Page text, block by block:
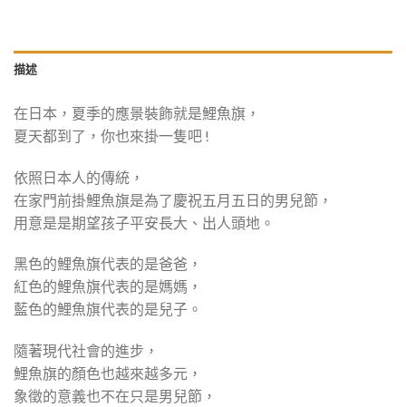
描述
在日本，夏季的應景裝飾就是鯉魚旗，
夏天都到了，你也來掛一隻吧 !
依照日本人的傳統，
在家門前掛鯉魚旗是為了慶祝五月五日的男兒節，
用意是是期望孩子平安長大、出人頭地。
黑色的鯉魚旗代表的是爸爸，
紅色的鯉魚旗代表的是媽媽，
藍色的鯉魚旗代表的是兒子。
隨著現代社會的進步，
鯉魚旗的顏色也越來越多元，
象徵的意義也不在只是男兒節，